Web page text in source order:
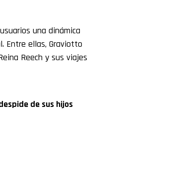
una dinámica
Entre ellas, Graviotto
Reech y sus viajes
de sus hijos